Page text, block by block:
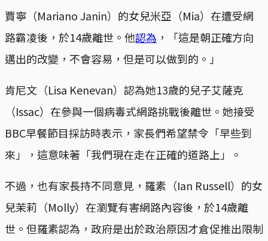
賈寧（Mariano Janin）的女兒米亞（Mia）在遭受網
路霸凌後，於14歲離世。他認為 ，「這是朝正確方向
邁出的改變，不會容易，但是可以做到的。」
肯尼文（Lisa Kenevan）認為她13歲的兒子艾薩克
（Issac）在參與一個病毒式網路挑戰後離世。她接受
BBC早餐節目採訪時表示，家長們希望禁令「早些到
來」，這意味著「我們現在走在正確的道路上」。
不過，也有家長持不同意見，羅素（Ian Russell）的女
兒茉莉（Molly）在瀏覽有害網路內容後，於14歲離
世。但羅素認為，政府是出於政治原因才倉促推出限制